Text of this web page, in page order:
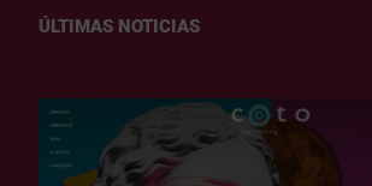
ÚLTIMAS NOTICIAS